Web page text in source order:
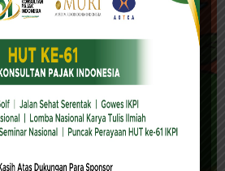
Ini Bebas Tarif Ekspor